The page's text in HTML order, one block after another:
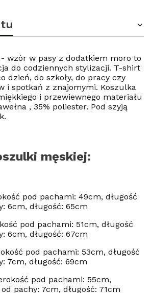
- wzór w pasy z dodatkiem moro to
do codziennych stylizacji. T-shirt
dzień, do szkoły, do pracy czy
i spotkań z znajomymi. Koszulka
i przewiewnego materiału
, 35% poliester. Pod szyją
męskiej:
pod pachami: 49cm, długość
6cm, długość: 65cm
pod pachami: 51cm, długość
6cm, długość: 67cm
pod pachami: 53cm, długość
7cm, długość: 69cm
pod pachami: 55cm,
pachy: 7cm, długość: 71cm